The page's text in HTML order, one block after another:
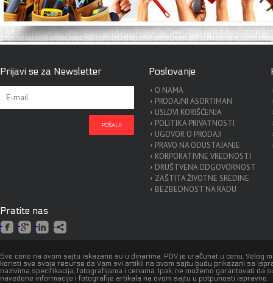
Prijavi se za Newsletter Poslovanje
O NAMA
PRODAJNI ASORTIMAN
USLOVI KORIŠĆENJA
POLITIKA PRIVATNOSTI
UGOVOR O PRODAJI
PRAVO NA ODUSTAJANJE
KORPORATIVNE VREDNOSTI
DRUŠTVENA ODGOVORNOST
ZAŠTITA ŽIVOTNE SREDINE
BEZBEDNOST NA RADU
Pratite nas
Sve cene na ovom sajtu iskazane su u dinarima. PDV je uračunat u cenu. Velog
koristi sve svoje resurse da Vam svi artikli na ovom sajtu budu prikazani sa
nazivima specifikacija, fotografijama i cenama. Ipak, ne možemo garantovati da
navedene informacije i fotografije artikala na ovom sajtu u potpunosti ispravne.